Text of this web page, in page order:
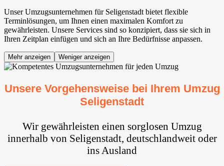
Unser Umzugsunternehmen für Seligenstadt bietet flexible
Terminlösungen, um Ihnen einen maximalen Komfort zu
gewährleisten. Unsere Services sind so konzipiert, dass sie sich in
Ihren Zeitplan einfügen und sich an Ihre Bedürfnisse anpassen.
Mehr anzeigen Weniger anzeigen
Unsere Vorgehensweise bei Ihrem Umzug
Seligenstadt
Wir gewährleisten einen sorglosen Umzug
innerhalb von Seligenstadt, deutschlandweit oder
ins Ausland